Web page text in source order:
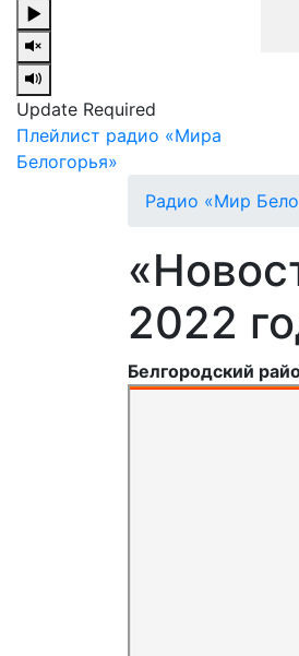
Update Required
Плейлист радио «Мира
Белогорья»
Радио «Мир
2022
Белгородский